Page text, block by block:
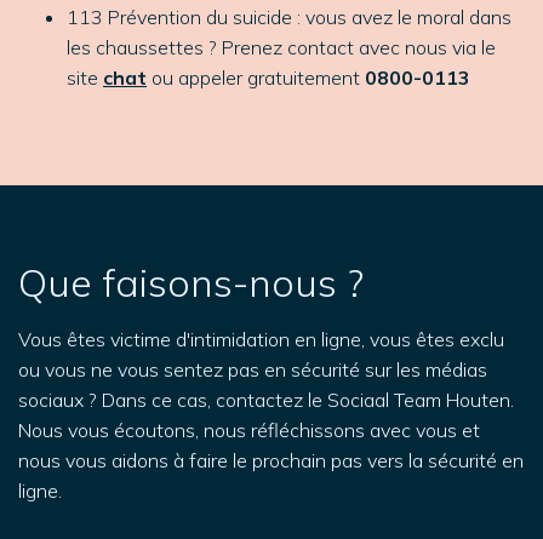
113 Prévention du suicide : vous avez le moral dans
les chaussettes ? Prenez contact avec nous via le
site chat ou appeler gratuitement 0800-0113
Que faisons-nous ?
Vous êtes victime d'intimidation en ligne, vous êtes exclu
ou vous ne vous sentez pas en sécurité sur les médias
sociaux ? Dans ce cas, contactez le Sociaal Team Houten.
Nous vous écoutons, nous réfléchissons avec vous et
nous vous aidons à faire le prochain pas vers la sécurité en
ligne.